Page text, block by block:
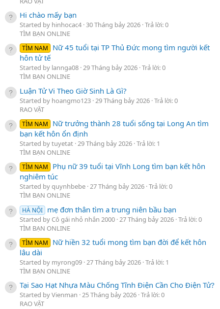
Hi chào mấy bạn
Started by hinhocac4 30 Tháng bảy 2026 Trả lời: 0
TÌM BẠN ONLINE
TÌM NAM
Nữ 45 tuổi tại TP Thủ Đức mong tìm người kết
hôn tử tế
Started by lannga08 29 Tháng bảy 2026 Trả lời: 0
TÌM BẠN ONLINE
Luận Tử Vi Theo Giờ Sinh Là Gì?
Started by hoangmo123 29 Tháng bảy 2026 Trả lời: 0
RAO VẶT
TÌM NAM
Nữ trưởng thành 28 tuổi sống tại Long An tìm
bạn kết hôn ổn định
Started by tuyetat 29 Tháng bảy 2026 Trả lời: 1
TÌM BẠN ONLINE
TÌM NAM
Phụ nữ 39 tuổi tại Vĩnh Long tìm bạn kết hôn
nghiêm túc
Started by quynhbebe 27 Tháng bảy 2026 Trả lời: 0
TÌM BẠN ONLINE
HÀ NỘI mẹ đơn thân tìm a trung niên bầu bạn
Started by Cô gái nhỏ nhắn 2000 27 Tháng bảy 2026 Trả lời: 0
TÌM BẠN ONLINE
TÌM NAM
Nữ hiền 32 tuổi mong tìm bạn đời để kết hôn
lâu dài
Started by myrong09 27 Tháng bảy 2026 Trả lời: 1
TÌM BẠN ONLINE
Tại Sao Hạt Nhựa Màu Chống Tĩnh Điện Cần Cho Điện Tử?
Started by Vienman 25 Tháng bảy 2026 Trả lời: 0
RAO VẶT